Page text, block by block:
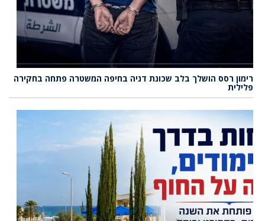
רימון רסס הושלך בלב שכונת דניה בחיפה המשטרה פתחה בחקירה
פלילית